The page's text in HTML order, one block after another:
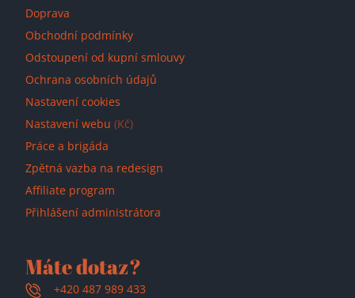
Doprava
Obchodní podmínky
Odstoupení od kupní smlouvy
Ochrana osobních údajů
Nastavení cookies
Nastavení webu (Kč)
Práce a brigáda
Zpětná vazba na redesign
Affiliate program
Přihlášení administrátora
Máte dotaz?
+420 487 989 433